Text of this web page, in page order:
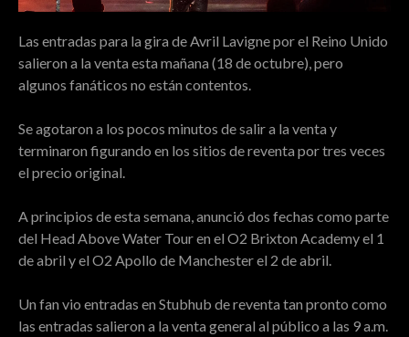
Las entradas para la gira de Avril Lavigne por el Reino Unido
salieron a la venta esta mañana (18 de octubre), pero
algunos fanáticos no están contentos.
Se agotaron a los pocos minutos de salir a la venta y
terminaron figurando en los sitios de reventa por tres veces
el precio original.
A principios de esta semana, anunció dos fechas como parte
del Head Above Water Tour en el O2 Brixton Academy el 1
de abril y el O2 Apollo de Manchester el 2 de abril.
Un fan vio entradas en Stubhub de reventa tan pronto como
las entradas salieron a la venta general al público a las 9 a.m.